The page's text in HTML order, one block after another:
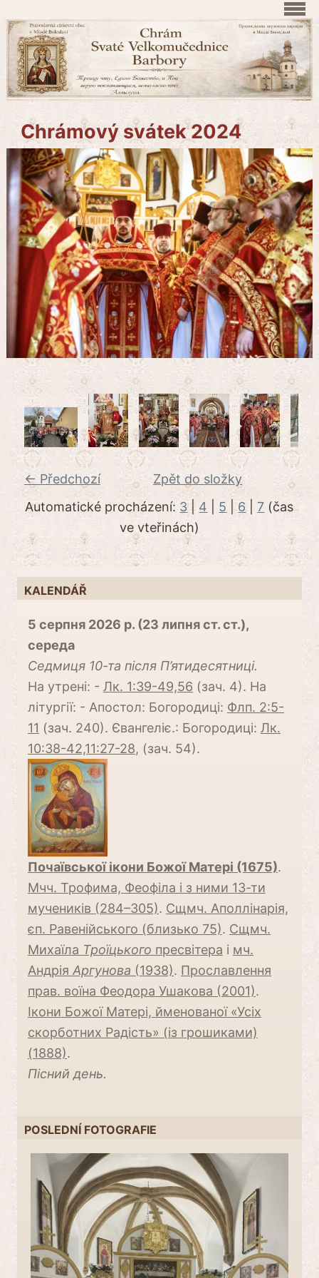
Chrámový svátek 2024
← Předchozí
Zpět do složky
Automatické procházení: 3| 4 5 |6 7 (čas
ve vteřinách)
KALENDÁŘ
5 серпня 2026 р. (23 липня ст. ст.),
середа
Cедмиця 10-та після П’ятидесятниці.
На утрені: - Лк. 1:39-49,56 (зач. 4). На
літургії: - Апостол: Богородиці: Флп. 2:5-
11 (зач. 240). Євангеліє.: Богородиці: Лк.
10:38-42,11:27-28, (зач. 54).
Почаївської ікони Божої Матері (1675).
Мчч. Трофима, Феофіла і з ними 13-ти
мучеників (284–305). Сщмч. Аполлінарія,
єп. Равенійського (близько 75). Сщмч.
Михаїла Троїцького пресвітера і мч.
Андрія Аргунова (1938). Прославлення
прав. воїна Феодора Ушакова (2001).
Ікони Божої Матері, йменованої «Усіх
скорботних Радість» (із грошиками)
(1888).
Пісний день.
POSLEDNÍ FOTOGRAFIE